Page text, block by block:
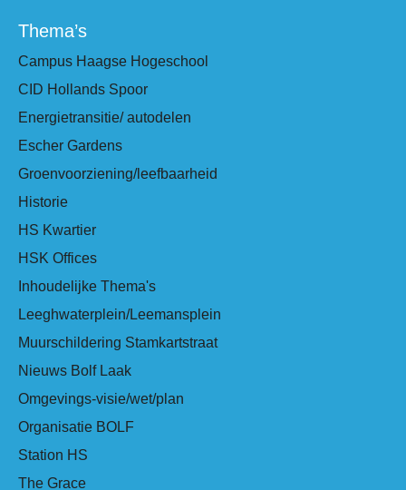
Thema’s
Campus Haagse Hogeschool
CID Hollands Spoor
Energietransitie/ autodelen
Escher Gardens
Groenvoorziening/leefbaarheid
Historie
HS Kwartier
HSK Offices
Inhoudelijke Thema's
Leeghwaterplein/Leemansplein
Muurschildering Stamkartstraat
Nieuws Bolf Laak
Omgevings-visie/wet/plan
Organisatie BOLF
Station HS
The Grace